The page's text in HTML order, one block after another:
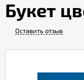
Гарантии
Букет
Оставить отзыв